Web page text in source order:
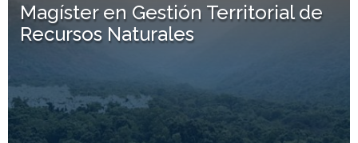
Funcionarias/os
Magíster en Gestión Territorial de
Recursos Naturales